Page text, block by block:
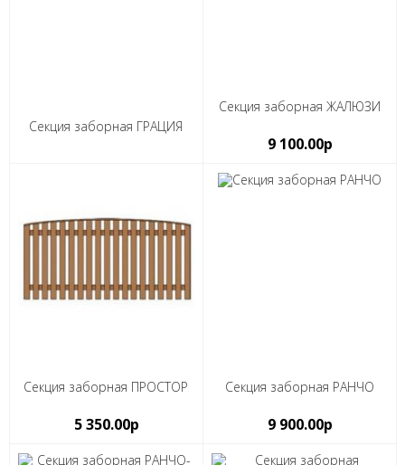
Секция заборная ГРАЦИЯ
Секция заборная ЖАЛЮЗИ
9 100.00р
Секция заборная ПРОСТОР
5 350.00р
Секция заборная РАНЧО
9 900.00р